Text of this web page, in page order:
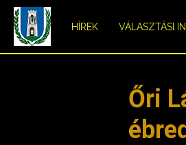
HÍREK VÁLASZTÁSI
Őri